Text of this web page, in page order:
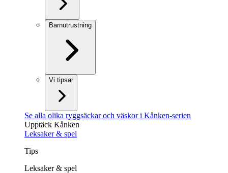
Barnutrustning
Vi tipsar
Se alla olika ryggsäckar och väskor i Kånken-serien
Upptäck Kånken
Leksaker & spel
Tips
Leksaker & spel